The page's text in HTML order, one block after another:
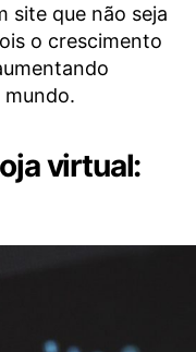
site que não seja
o crescimento
virtual: